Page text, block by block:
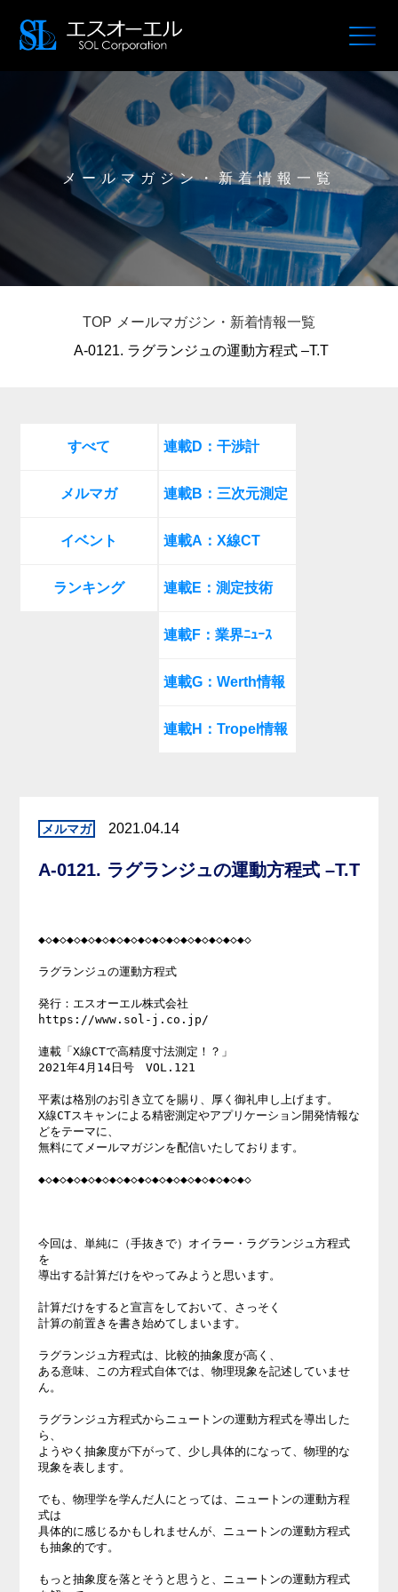
メールマガジン・新着情報一覧
TOP メールマガジン・新着情報一覧
A-0121. ラグランジュの運動方程式 –T.T
すべて
メルマガ
イベント
ランキング
連載D：干渉計
連載B：三次元測定
連載A：X線CT
連載E：測定技術
連載F：業界ﾆｭｰｽ
連載G：Werth情報
連載H：Tropel情報
2021.04.14
A-0121. ラグランジュの運動方程式 –T.T
◆◇◆◇◆◇◆◇◆◇◆◇◆◇◆◇◆◇◆◇◆◇◆◇◆◇◆◇◆◇
ラグランジュの運動方程式
発行：エスオーエル株式会社
https://www.sol-j.co.jp/
連載「X線CTで高精度寸法測定！？」
2021年4月14日号　VOL.121
平素は格別のお引き立てを賜り、厚く御礼申し上げます。
X線CTスキャンによる精密測定やアプリケーション開発情報な
どをテーマに、
無料にてメールマガジンを配信いたしております。
◆◇◆◇◆◇◆◇◆◇◆◇◆◇◆◇◆◇◆◇◆◇◆◇◆◇◆◇◆◇
今回は、単純に（手抜きで）オイラー・ラグランジュ方程式
を
導出する計算だけをやってみようと思います。
計算だけをすると宣言をしておいて、さっそく
計算の前置きを書き始めてしまいます。
ラグランジュ方程式は、比較的抽象度が高く、
ある意味、この方程式自体では、物理現象を記述していませ
ん。
ラグランジュ方程式からニュートンの運動方程式を導出した
ら、
ようやく抽象度が下がって、少し具体的になって、物理的な
現象を表します。
でも、物理学を学んだ人にとっては、ニュートンの運動方程
式は
具体的に感じるかもしれませんが、ニュートンの運動方程式
も抽象的です。
もっと抽象度を落とそうと思うと、ニュートンの運動方程式